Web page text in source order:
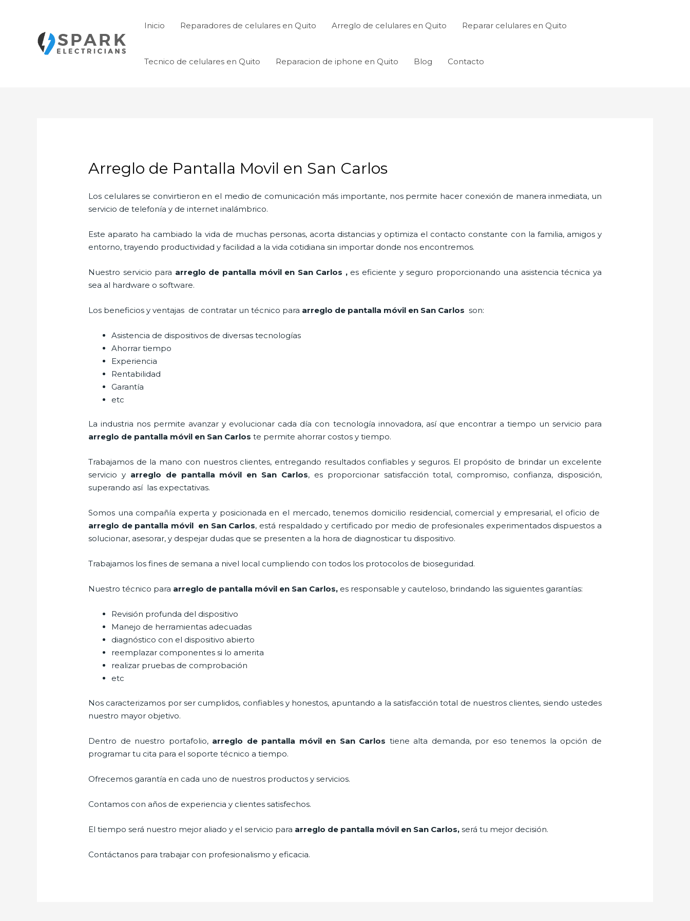
Inicio Reparadores de celulares en Quito Arreglo de celulares en Quito Reparar celulares en Quito
Tecnico de celulares en Quito Reparacion de iphone en Quito Blog Contacto
Arreglo de Pantalla Movil en San Carlos
Los celulares se convirtieron en el medio de comunicación más importante, nos permite hacer conexión de manera inmediata, un
servicio de telefonía y de internet inalámbrico.
Este aparato ha cambiado la vida de muchas personas, acorta distancias y optimiza el contacto constante con la familia, amigos y
entorno, trayendo productividad y facilidad a la vida cotidiana sin importar donde nos encontremos.
Nuestro servicio para arreglo de pantalla móvil en San Carlos ,es eficiente y seguro proporcionando una asistencia técnica ya
sea al hardware o software.
Los beneficios y ventajas de contratar un técnico para arreglo de pantalla móvil en San Carlosson:
Asistencia de dispositivos de diversas tecnologías
Ahorrar tiempo
Experiencia
Rentabilidad
Garantía
etc
La industria nos permite avanzar y evolucionar cada día con tecnología innovadora, así que encontrar a tiempo un servicio para
arreglo de pantalla móvil en San Carlos te permite ahorrar costos y tiempo.
Trabajamos de la mano con nuestros clientes, entregando resultados confiables y seguros. El propósito de brindar un excelente
servicio y arreglo de pantalla móvil en San Carlos, es proporcionar satisfacción total, compromiso, confianza, disposición,
superando así las expectativas.
Somos una compañía experta y posicionada en el mercado, tenemos domicilio residencial, comercial y empresarial, el oficio de
arreglo de pantalla móvilen San Carlos, está respaldado y certificado por medio de profesionales experimentados dispuestos a
solucionar, asesorar, y despejar dudas que se presenten a la hora de diagnosticar tu dispositivo.
Trabajamos los fines de semana a nivel local cumpliendo con todos los protocolos de bioseguridad.
Nuestro técnico para arreglo de pantalla móvil en San Carlos, es responsable y cauteloso, brindando las siguientes garantías:
Revisión profunda del dispositivo
Manejo de herramientas adecuadas
diagnóstico con el dispositivo abierto
reemplazar componentes si lo amerita
realizar pruebas de comprobación
etc
Nos caracterizamos por ser cumplidos, confiables y honestos, apuntando a la satisfacción total de nuestros clientes, siendo ustedes
nuestro mayor objetivo.
Dentro de nuestro portafolio, arreglo de pantalla móvilen San Carlos tiene alta demanda, por eso tenemos la opción de
programar tu cita para el soporte técnico a tiempo.
Ofrecemos garantía en cada uno de nuestros productos y servicios.
Contamos con años de experiencia y clientes satisfechos.
El tiempo será nuestro mejor aliado y el servicio para arreglo de pantalla móvil en San Carlos,será tu mejor decisión.
Contáctanos para trabajar con profesionalismo y eficacia.